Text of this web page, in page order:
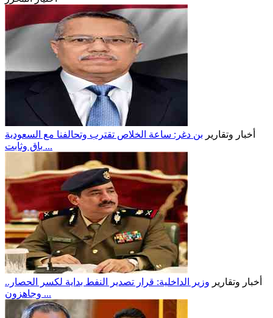
أخبار وتقارير بن دغر: ساعة الخلاص تقترب وتحالفنا مع السعودية
باقٍ وثابت ...
أخبار وتقارير وزير الداخلية: قرار تصدير النفط بداية لكسر الحصار..
وجاهزون ...